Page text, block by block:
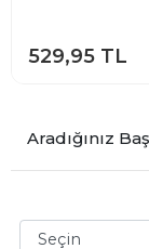
529,95 TL
Aradığınız